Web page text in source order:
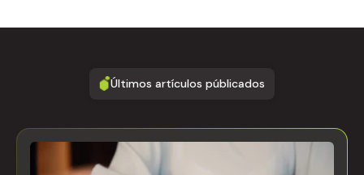
Últimos artículos públicados